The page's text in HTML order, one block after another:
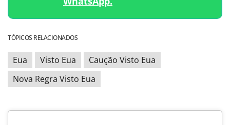
TÓPICOS RELACIONADOS
Eua Visto Eua
Caução Visto Eua
Nova Regra Visto Eua